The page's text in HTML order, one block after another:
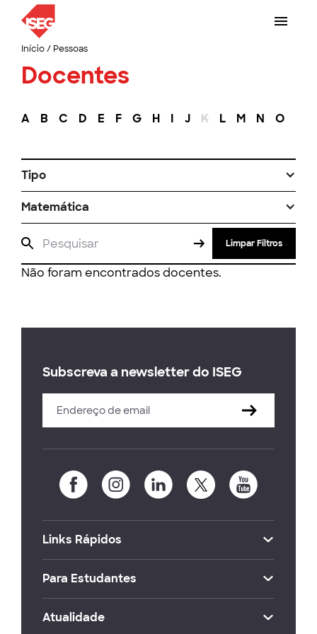
Início/ Pessoas
Docentes
A B C D E F G H I J K L M N O
Tipo
Matemática
Limpar Filtros
Não foram encontrados docentes.
Subscreva a newsletter do ISEG
Links Rápidos
Para Estudantes
Atualidade